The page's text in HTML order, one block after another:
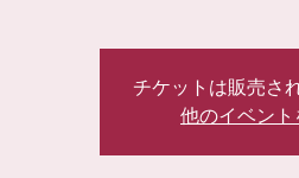
チケットは販売さ
他のイベント